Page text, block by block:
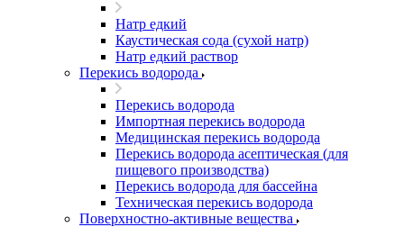
Натр едкий
Каустическая сода (сухой натр)
Натр едкий раствор
Перекись водорода
Перекись водорода
Импортная перекись водорода
Медицинская перекись водорода
Перекись водорода асептическая (для
пищевого производства)
Перекись водорода для бассейна
Техническая перекись водорода
Поверхностно-активные вещества